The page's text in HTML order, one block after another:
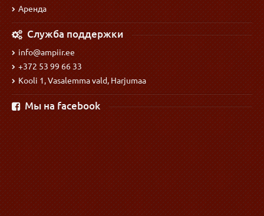
Аренда
Служба поддержки
info@ampiir.ee
+372 53 99 66 33
Kooli 1, Vasalemma vald, Harjumaa
Мы на facebook